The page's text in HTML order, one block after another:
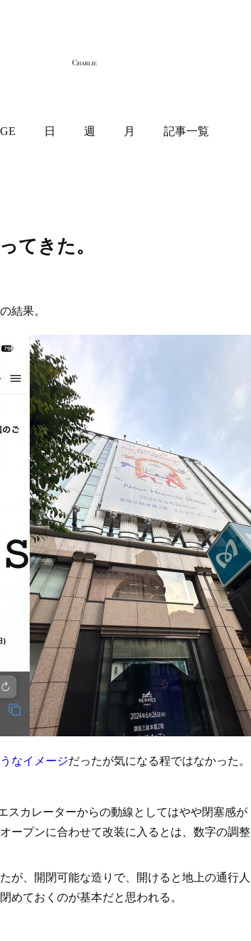
日 週 月 記事一覧
てきた。
結果。
なイメージだったが気になる程ではなかった。
カレーターからの動線としてはやや閉塞感が
ープンに合わせて改装に入るとは、数字の調整
が、開閉可能な造りで、開けると地上の通行人
ておくのが基本だと思われる。